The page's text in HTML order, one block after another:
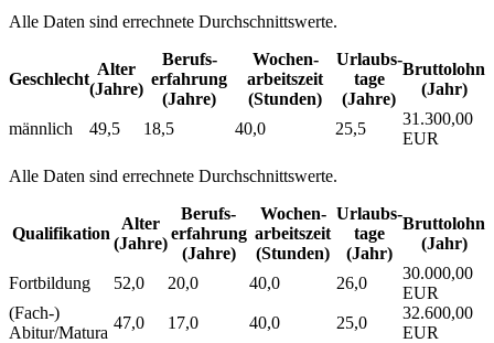
Alle Daten sind errechnete Durchschnittswerte.
Geschlecht
Alter
(Jahre)
Berufs­
erfahrung
(Jahre)
Wochen­
arbeitszeit
(Stunden)
Urlaubs­
tage
(Jahre)
Bruttolohn
(Jahr)
männlich 49,5 18,5 40,0 25,5
31.300,00
EUR
Alle Daten sind errechnete Durchschnittswerte.
Qualifikation
Alter
(Jahre)
Berufs­
erfahrung
(Jahre)
Wochen­
arbeitszeit
(Stunden)
Urlaubs­
tage
(Jahr)
Bruttolohn
(Jahr)
Fortbildung 52,0 20,0 40,0 26,0
30.000,00
EUR
(Fach-)
Abitur/Matura
47,0 17,0 40,0 25,0
32.600,00
EUR